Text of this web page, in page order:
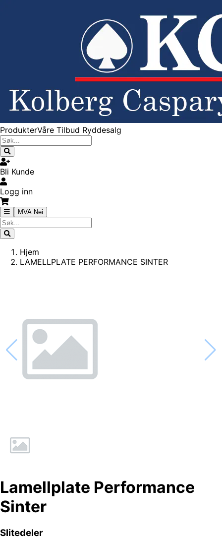
ProdukterVåre Tilbud Ryddesalg
Bli Kunde
Logg inn
MVA Nei
Hjem
LAMELLPLATE PERFORMANCE SINTER
Lamellplate Performance
Sinter
Slitedeler